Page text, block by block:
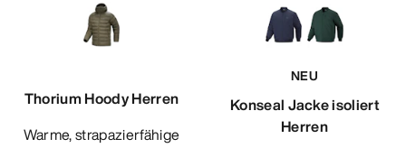
Thorium Hoody Herren
Warme, strapazierfähige
NEU
Konseal Jacke isoliert
Herren